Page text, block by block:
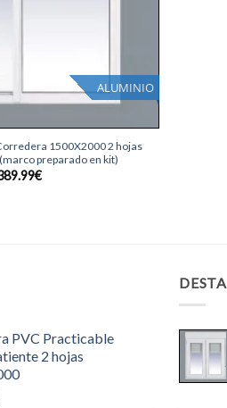
ALUMINIO
1500X2000 2 hojas
preparado en kit)
€
PVC Practicable
2 hojas